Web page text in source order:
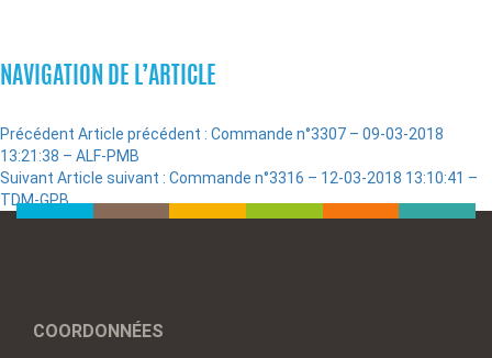
NAVIGATION DE L’ARTICLE
Précédent Article précédent : Commande n°3307 – 09-03-2018
13:21:38 – ALF-PMB
Suivant Article suivant : Commande n°3316 – 12-03-2018 13:10:41 –
TDM-GPB
COORDONNÉES